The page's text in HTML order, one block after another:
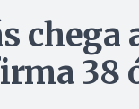
chega
38